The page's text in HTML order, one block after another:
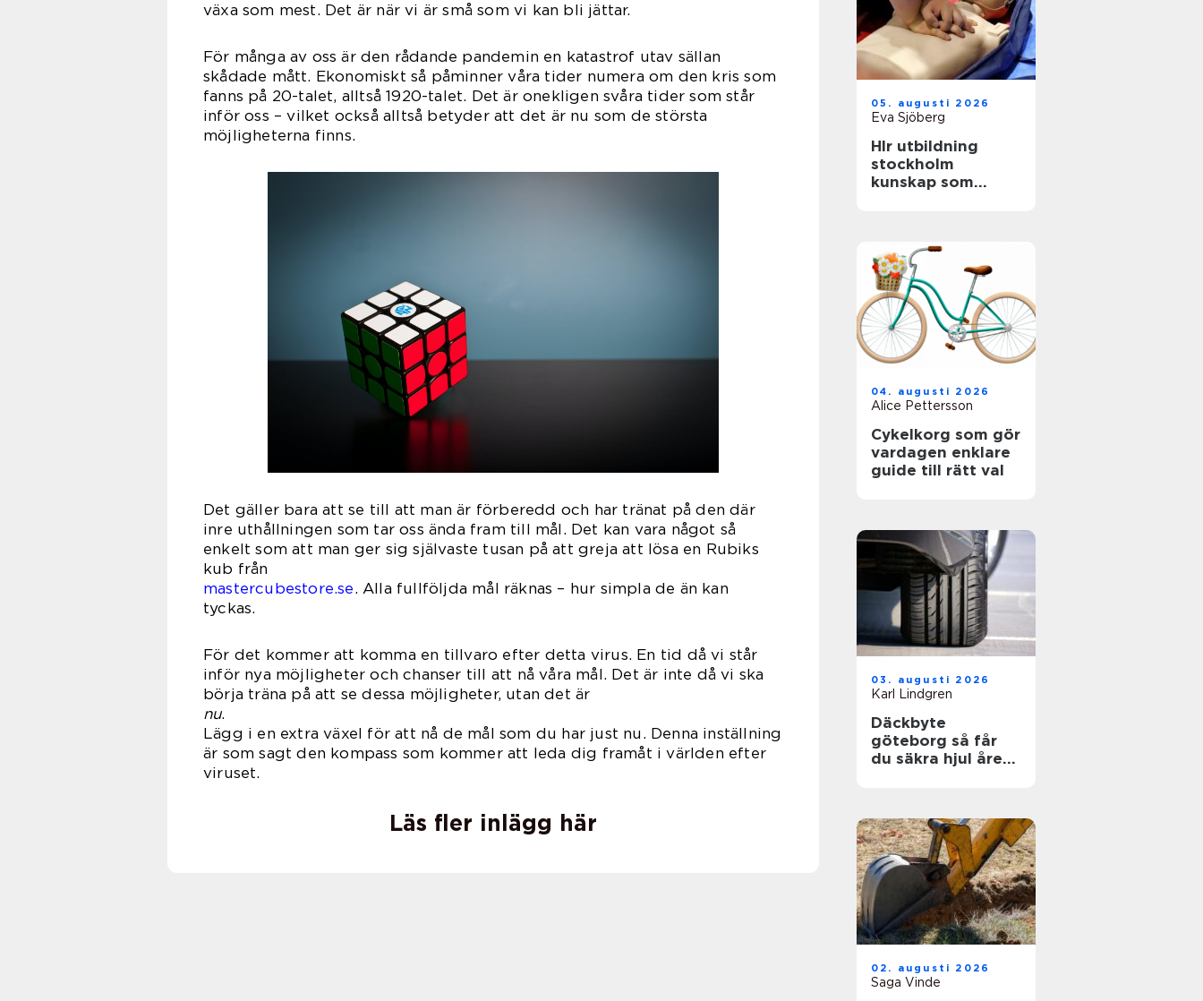
växa som mest. Det är när vi är små som vi kan bli jättar.
För många av oss är den rådande pandemin en katastrof utav sällan
skådade mått. Ekonomiskt så påminner våra tider numera om den kris som
fanns på 20-talet, alltså 1920-talet. Det är onekligen svåra tider som står
inför oss – vilket också alltså betyder att det är nu som de största
möjligheterna finns.
Det gäller bara att se till att man är förberedd och har tränat på den där
inre uthållningen som tar oss ända fram till mål. Det kan vara något så
enkelt som att man ger sig självaste tusan på att greja att lösa en Rubiks
kub från
mastercubestore.se. Alla fullföljda mål räknas – hur simpla de än kan
tyckas.
För det kommer att komma en tillvaro efter detta virus. En tid då vi står
inför nya möjligheter och chanser till att nå våra mål. Det är inte då vi ska
börja träna på att se dessa möjligheter, utan det är
nu.
Lägg i en extra växel för att nå de mål som du har just nu. Denna inställning
är som sagt den kompass som kommer att leda dig framåt i världen efter
viruset.
Läs fler inlägg här
05. augusti 2026
Eva Sjöberg
Hlr utbildning
stockholm
kunskap som
04. augusti 2026
Alice Pettersson
Cykelkorg som gör
vardagen enklare
guide till rätt val
03. augusti 2026
Karl Lindgren
Däckbyte
göteborg så får
du säkra hjul året
02. augusti 2026
Saga Vinde